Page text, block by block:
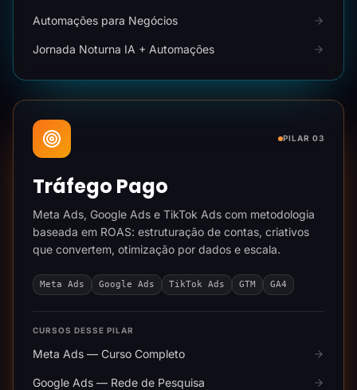
Automações para Negócios
Jornada Noturna IA + Automações
PILAR 03
Tráfego Pago
Meta Ads, Google Ads e TikTok Ads com metodologia
baseada em ROAS: estruturação de contas, criativos
que convertem, otimização por dados e escala.
Meta Ads Google Ads TikTok Ads GTM GA4
CURSOS DESSE PILAR
Meta Ads — Curso Completo
Google Ads — Rede de Pesquisa